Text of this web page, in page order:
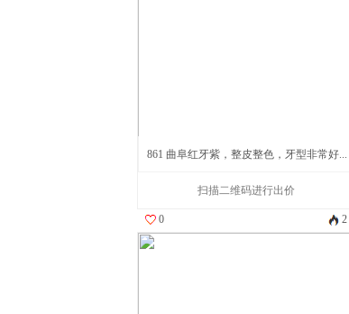
861 曲阜红牙紫，整皮整色，牙型非常好...
扫描二维码进行出价
0 2